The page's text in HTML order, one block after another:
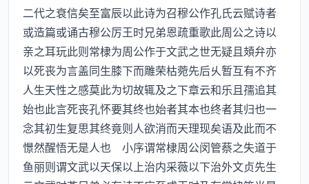
二代之衰信矣至富辰以此诗为召穆公作孔氏云赋诗者
或造篇或诵古穆公厉王时兄弟恩疏重歌此周公之诗以
亲之耳玩此则常棣为周公作于文武之世无疑且頍弁亦
以死丧为言盖同生膝下而雕荣枯菀先后乆暂互有不齐
人生天性之感莫此为切故辄及之下章云和乐且孺追其
始也此言死丧孔怀要其终也始者其本也终者其归也一
念其初生复思其终竟则人欲消而天理现矣语及此而不
憬然醒悟无是人也 小序谓常棣周公闵管蔡之失道于
鱼丽则谓文武以天保以上治内采薇以下治外文贞先生